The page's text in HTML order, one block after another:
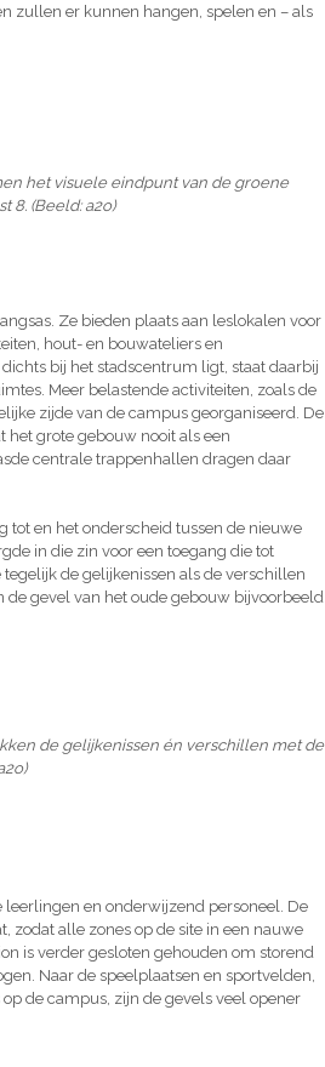
zullen er kunnen hangen, spelen en – als
het visuele eindpunt van de groene
8. (Beeld: a2o)
Ze bieden plaats aan leslokalen voor
hout- en bouwateliers en
bij het stadscentrum ligt, staat daarbij
Meer belastende activiteiten, zoals de
zijde van de campus georganiseerd. De
het grote gebouw nooit als een
centrale trappenhallen dragen daar
tot en het onderscheid tussen de nieuwe
in die zin voor een toegang die tot
de gelijkenissen als de verschillen
gevel van het oude gebouw bijvoorbeeld
de gelijkenissen én verschillen met de
en onderwijzend personeel. De
zodat alle zones op de site in een nauwe
is verder gesloten gehouden om storend
Naar de speelplaatsen en sportvelden,
de campus, zijn de gevels veel opener